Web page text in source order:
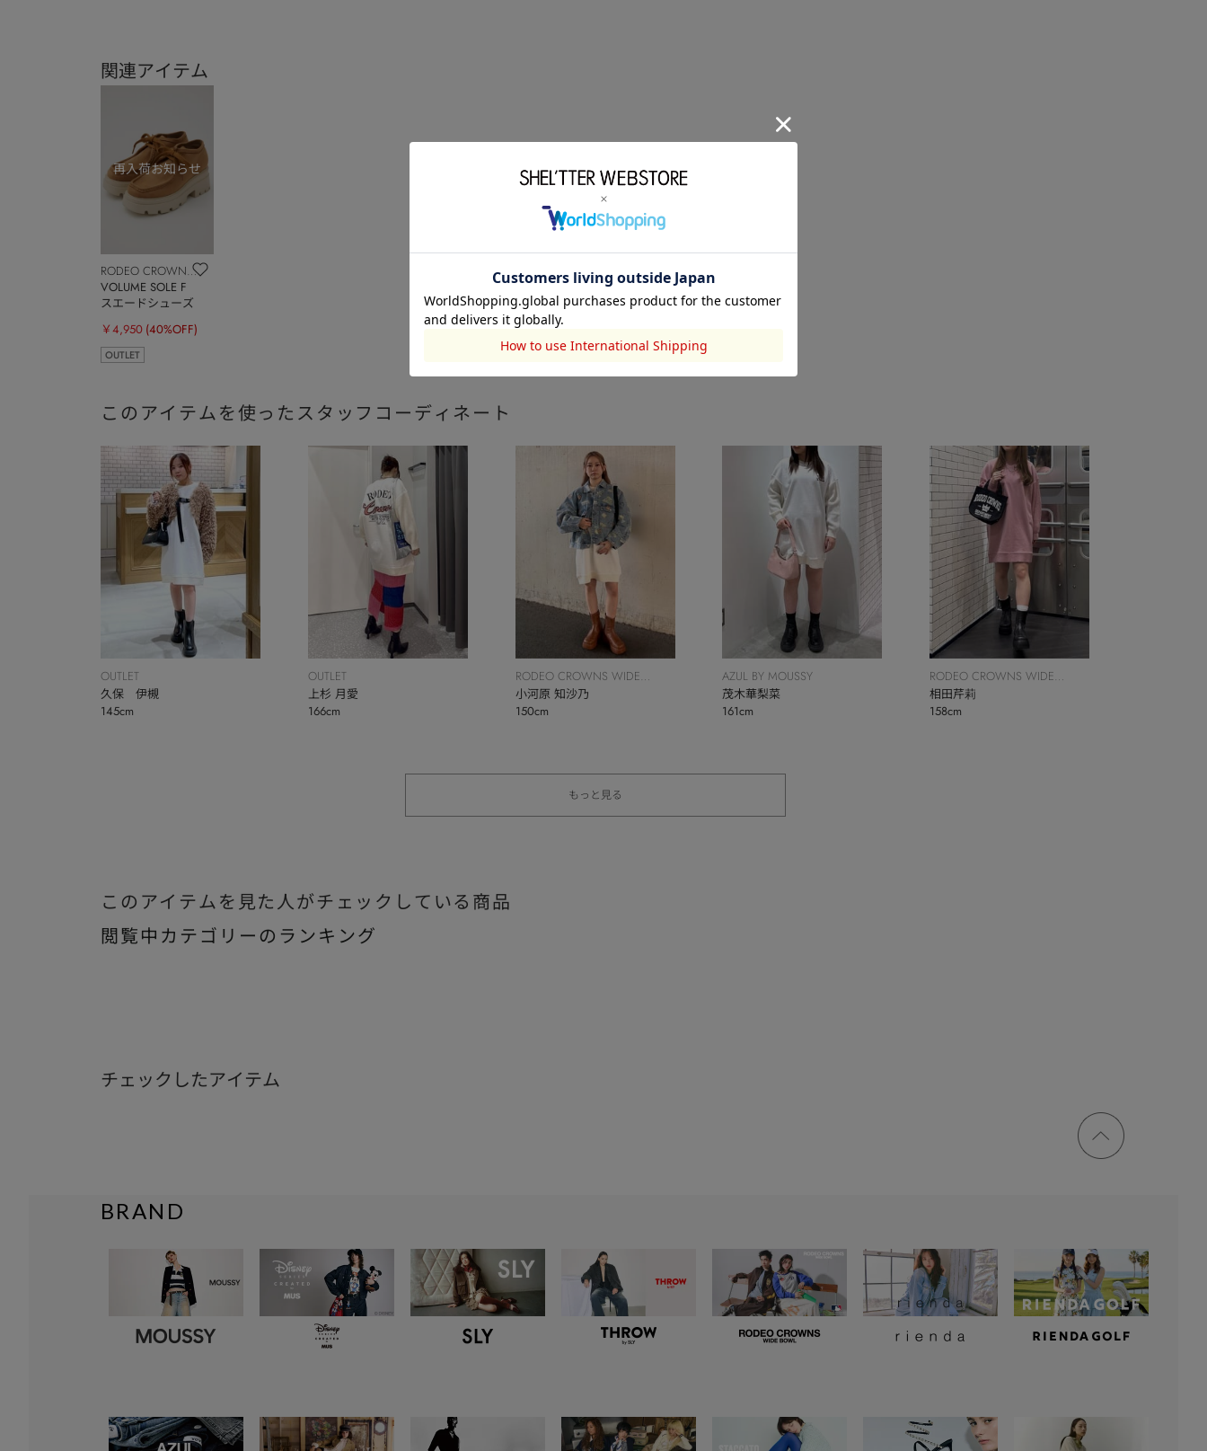
関連アイテム
RODEO CROWNS
WIDE BOWL
VOLUME SOLE F
スエードシューズ
￥4,950 (40%OFF)
OUTLET
このアイテムを使ったスタッフコーディネート
OUTLET
久保 伊槻
145cm
OUTLET
上杉 月愛
166cm
RODEO CROWNS WIDE
BOWL
小河原 知沙乃
150cm
AZUL BY MOUSSY
茂木華梨菜
161cm
RODEO CROWNS WIDE
BOWL
相田芹莉
158cm
もっと見る
このアイテムを見た人がチェックしている商品
閲覧中カテゴリーのランキング
チェックしたアイテム
ページ
トップ
BRAND